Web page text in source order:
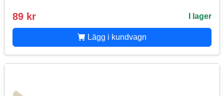
89 kr I lager
Lägg i kundvagn